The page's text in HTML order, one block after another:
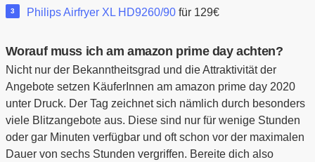
Philips Airfryer XL HD9260/90für 129€
Worauf muss ich am amazon prime day achten?
Nicht nur der Bekanntheitsgrad und die Attraktivität der
Angebote setzen KäuferInnen am amazon prime day 2020
unter Druck. Der Tag zeichnet sich nämlich durch besonders
viele Blitzangebote aus. Diese sind nur für wenige Stunden
oder gar Minuten verfügbar und oft schon vor der maximalen
Dauer von sechs Stunden vergriffen. Bereite dich also